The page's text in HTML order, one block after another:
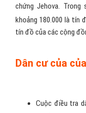
chứng Jehova.
khoảng 180.000 là tín
tín đồ của các cộng
Dân cư của
Cuộc điều tra